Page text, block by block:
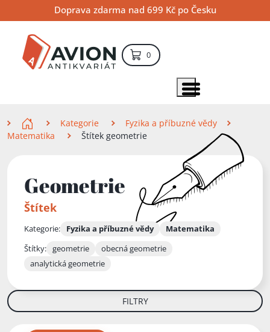
na
obsah
na
navigaci
na
vyhledávání
Doprava zdarma nad 699 Kč po Česku
0položek – košík
Zobrazit položky menu
Kategorie
Fyzika a příbuzné vědy
Matematika
Štítek geometrie
Geometrie
Štítek
Kategorie: Fyzika a příbuzné vědy
Matematika
Štítky: geometrie
obecná geometrie
analytická geometrie
FILTRY